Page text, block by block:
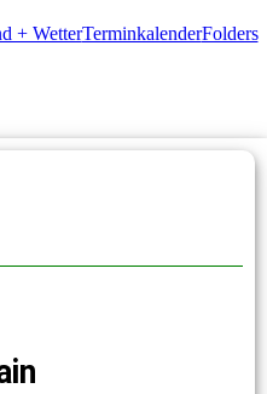
+ WetterTerminkalenderFolders